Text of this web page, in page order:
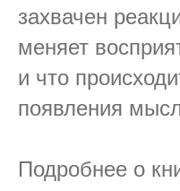
захвачен
меняет
и что
появления
Подробнее о